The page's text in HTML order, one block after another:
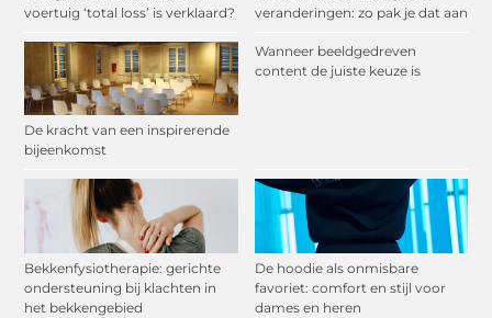
voertuig ‘total loss’ is verklaard?
veranderingen: zo pak je dat aan
De kracht van een inspirerende
bijeenkomst
Wanneer beeldgedreven
content de juiste keuze is
Bekkenfysiotherapie: gerichte
ondersteuning bij klachten in
het bekkengebied
De hoodie als onmisbare
favoriet: comfort en stijl voor
dames en heren